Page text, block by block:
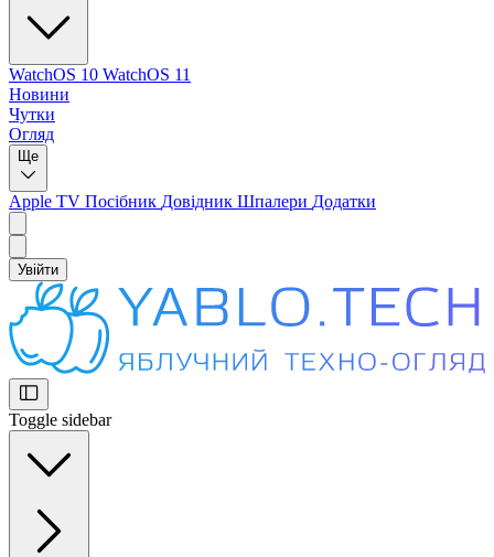
WatchOS 10 WatchOS 11
Новини
Чутки
Огляд
Ще
Apple TV Посібник Довідник Шпалери Додатки
Увійти
Toggle sidebar